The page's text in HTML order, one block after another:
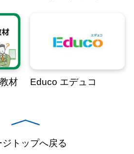
材
Educo エデュコ
ジトップへ戻る